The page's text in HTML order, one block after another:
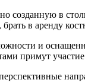
созданную в
в аренду
и
примут